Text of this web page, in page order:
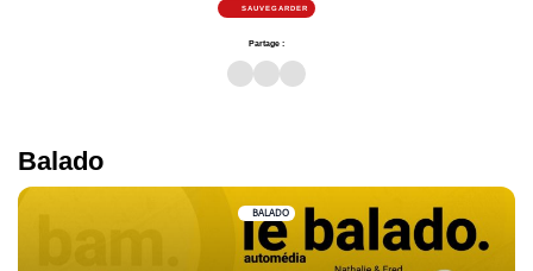
SAUVEGARDER
Partage :
Balado
BALADO